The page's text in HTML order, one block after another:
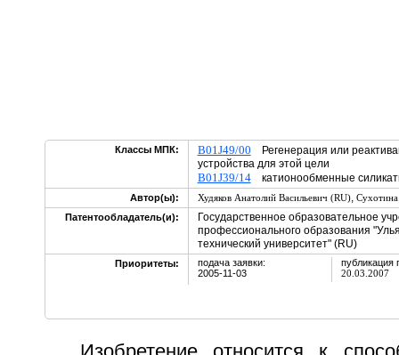
Классы МПК: B01J49/00 Регенерация или
устройства для этой цели
B01J39/14катионообменные
Автор(ы): Худяков Анатолий Васильевич (RU),
Патентообладатель(и):
Государственное образовательное
профессионального образования
технический университет" (RU)
Приоритеты:
подача заявки:
2005-11-03
публикация
20.03.2007